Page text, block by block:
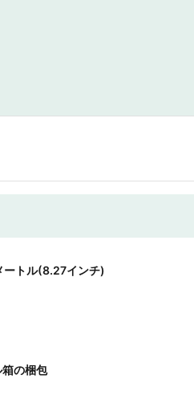
ートル(8.27インチ)
の梱包